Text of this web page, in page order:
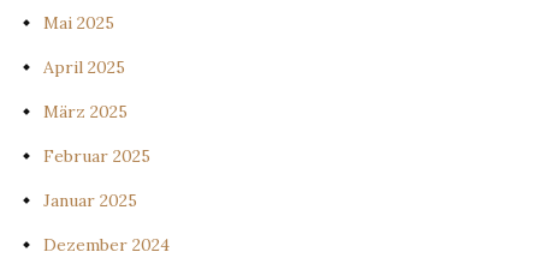
Mai 2025
April 2025
März 2025
Februar 2025
Januar 2025
Dezember 2024